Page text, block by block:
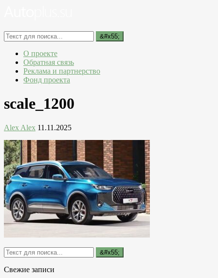
О проекте
Обратная связь
Реклама и партнерство
Фонд проекта
scale_1200
Alex Alex 11.11.2025
Свежие записи